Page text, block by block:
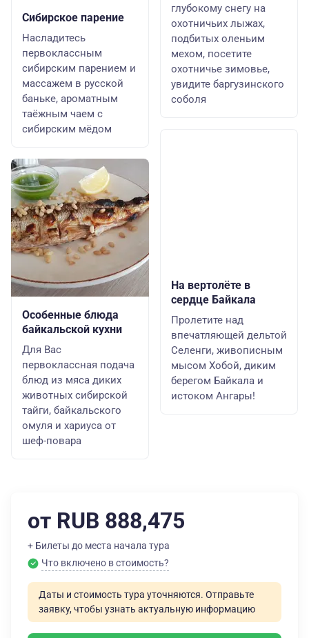
Сибирское парение
Насладитесь
первоклассным
сибирским парением и
массажем в русской
баньке, ароматным
таёжным чаем с
сибирским мёдом
Особенные блюда
байкальской кухни
Для Вас
первоклассная подача
блюд из мяса диких
животных сибирской
тайги, байкальского
омуля и хариуса от
шеф-повара
глубокому снегу на
охотничьих лыжах,
подбитых оленьим
мехом, посетите
охотничье зимовье,
увидите баргузинского
соболя
На вертолёте в
сердце Байкала
Пролетите над
впечатляющей дельтой
Селенги, живописным
мысом Хобой, диким
берегом Байкала и
истоком Ангары!
от RUB 888,475
+ Билеты до места начала тура
Что включено в стоимость?
Даты и стоимость тура уточняются. Отправьте
заявку, чтобы узнать актуальную информацию